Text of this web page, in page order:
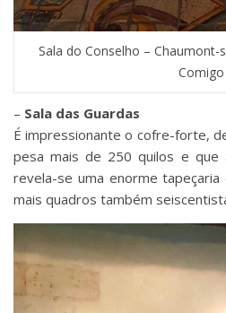
Sala do Conselho –
Comigo
– Sala das Guardas
É impressionante o cofre-forte,
pesa mais de 250 quilos e que
revela-se uma enorme
mais quadros também